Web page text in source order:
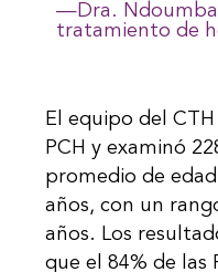
—Dra. Ndoumba
tratamiento de
El equipo del
PCH y examinó
promedio de
años, con un
años. Los
que el 84% de las